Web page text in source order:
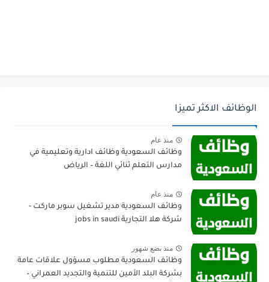
الوظائف الاكثر تميزا
منذ عام
وظائف السعودية وظائف ادارية وتعليمية في
مدارس التعلم ثنائي اللغة – الرياض
منذ عام
وظائف السعودية مدير تشغيل سوبر ماركت -
شركة هلا التجارية jobs in saudi
منذ بضع شهور
وظائف السعودية مطلوب مسؤول علاقات عامة
بشركة البلد الأمين للتنمية والتجديد العمراني –